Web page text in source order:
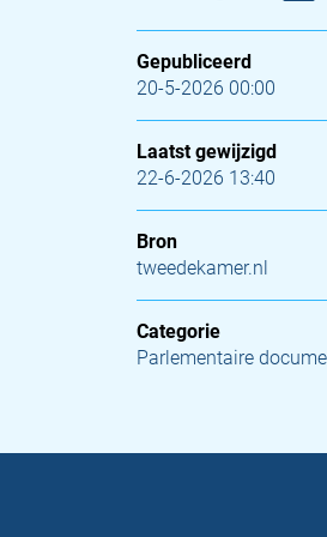
Gepubliceerd
20-5-2026 00:00
Laatst gewijzigd
22-6-2026 13:40
Bron
tweedekamer.nl
Categorie
Parlementaire